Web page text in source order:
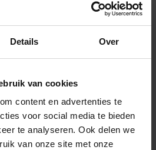
Details Over
van cookies
content en advertenties te
voor social media te bieden
te analyseren. Ook delen we
van onze site met onze